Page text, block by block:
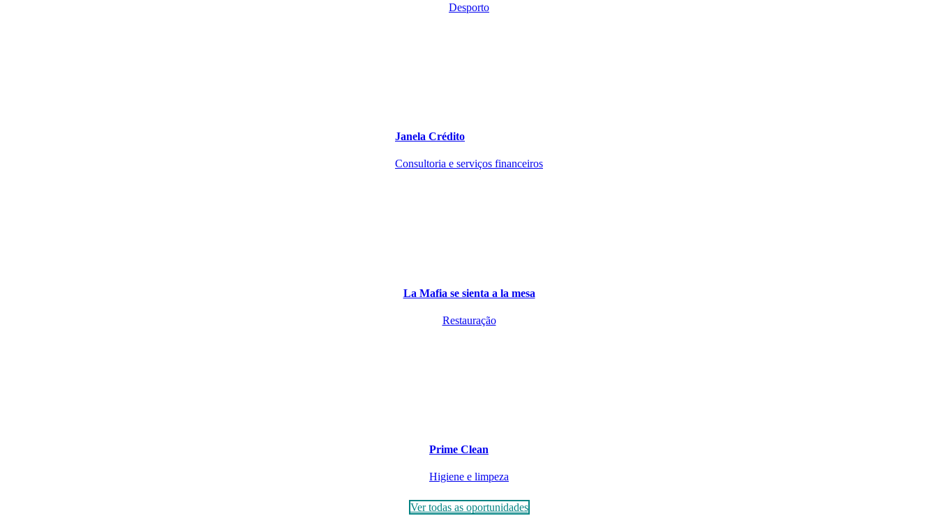
Desporto
Janela Crédito
Consultoria e serviços financeiros
La Mafia se sienta a la mesa
Restauração
Prime Clean
Higiene e limpeza
Ver todas as oportunidades